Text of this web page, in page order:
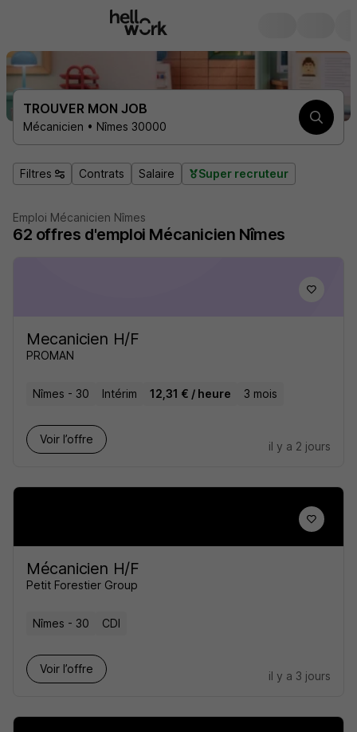
TROUVER MON JOB
Mécanicien • Nîmes 30000
Filtres Contrats Salaire Super recruteur
Emploi Mécanicien Nîmes
62 offres d'emploi Mécanicien Nîmes
Mecanicien H/F
PROMAN
Nîmes - 30 Intérim 12,31 € / heure 3 mois
Voir l’offre
il y a 2 jours
Mécanicien H/F
Petit Forestier Group
Nîmes - 30 CDI
Voir l’offre
il y a 3 jours